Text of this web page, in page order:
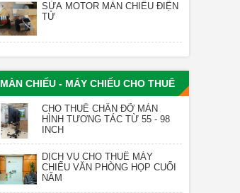
SỬA MOTOR MÀN CHIẾU ĐIỆN
TỬ
MÀN CHIẾU - MÁY CHIẾU CHO THUÊ
CHO THUÊ CHÂN ĐỠ MÀN
HÌNH TƯƠNG TÁC TỪ 55 - 98
INCH
DỊCH VỤ CHO THUÊ MÁY
CHIẾU VĂN PHÒNG HỌP CUỐI
NĂM